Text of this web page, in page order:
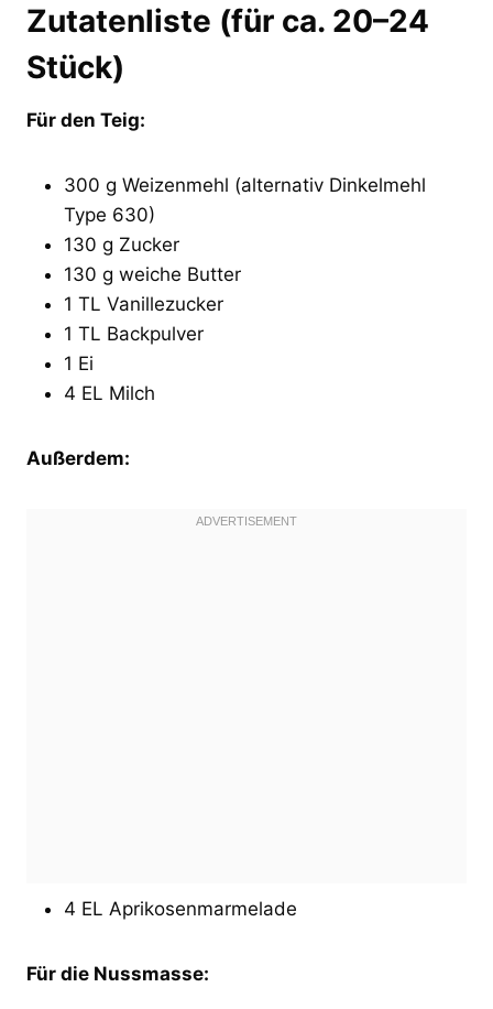
Zutatenliste (für ca. 20–24
Stück)
Für den Teig:
300 g Weizenmehl (alternativ Dinkelmehl
Type 630)
130 g Zucker
130 g weiche Butter
1 TL Vanillezucker
1 TL Backpulver
1 Ei
4 EL Milch
Außerdem:
4 EL Aprikosenmarmelade
Für die Nussmasse: